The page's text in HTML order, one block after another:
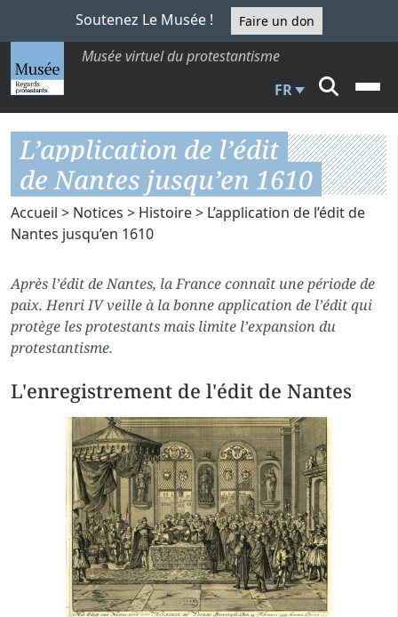
Soutenez Le Musée ! Faire un don
Musée virtuel du protestantisme
FR
L’application de l’édit
de Nantes jusqu’en 1610
Accueil > Notices > Histoire> L’application de l’édit de
Nantes jusqu’en 1610
Après l’édit de Nantes, la France connaît une période de
paix. Henri IV veille à la bonne application de l’édit qui
protège les protestants mais limite l’expansion du
protestantisme.
L'enregistrement de l'édit de Nantes